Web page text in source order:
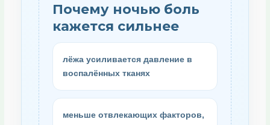
Почему ночью боль
кажется сильнее
лёжа усиливается давление в
воспалённых тканях
меньше отвлекающих факторов,